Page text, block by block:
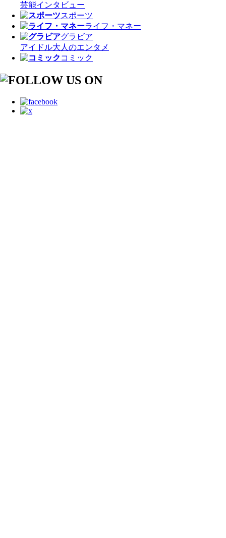
芸能インタビュー
スポーツ
ライフ・マネー
グラビア
アイドル大人のエンタメ
コミック